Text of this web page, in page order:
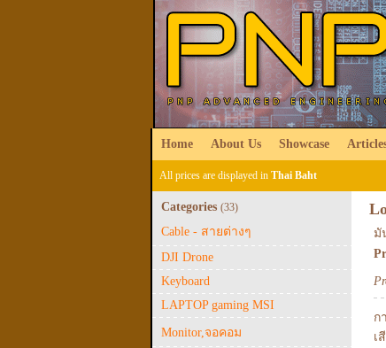
Home About Us Showcase
All prices are displayed in Thai Baht
Categories (33)
Cable - สายต่างๆ
DJI Drone
Keyboard
LAPTOP gaming MSI
Monitor,จอคอม
มั
ก
เ